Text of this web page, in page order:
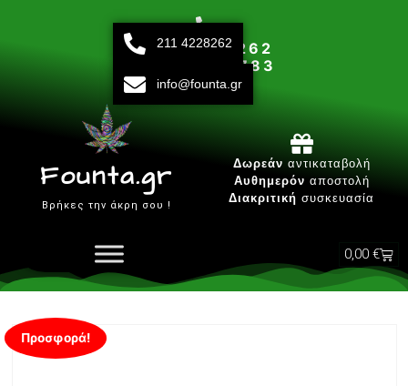
211 42 28 262
693 15 80 783
Δευτ-Παρ 10:00 - 20:00
Founta.gr
Βρήκες την άκρη σου !
Δωρεάν αντικαταβολή
Αυθημερόν αποστολή
Διακριτική συσκευασία
0,00 €
Προσφορά!
211 4228262
info@founta.gr